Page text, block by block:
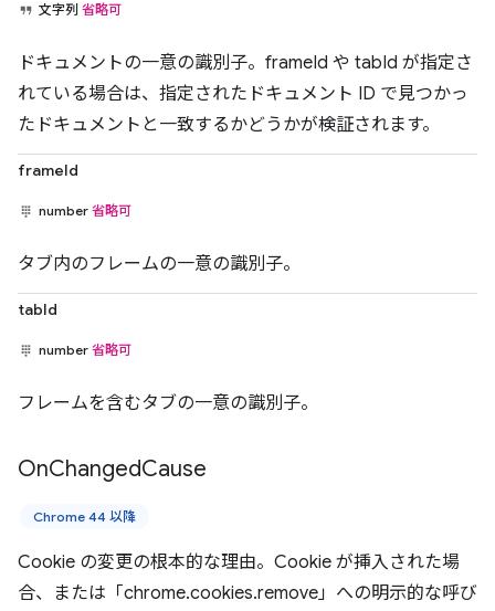
文字列 省略可
ドキュメントの一意の識別子。frameId や tabId が指定さ
れている場合は、指定されたドキュメント ID で見つかっ
たドキュメントと一致するかどうかが検証されます。
frameId
number 省略可
タブ内のフレームの一意の識別子。
tabId
number 省略可
フレームを含むタブの一意の識別子。
OnChangedCause
Chrome 44 以降
Cookie の変更の根本的な理由。Cookie が挿入された場
合、または「chrome.cookies.remove」への明示的な呼び